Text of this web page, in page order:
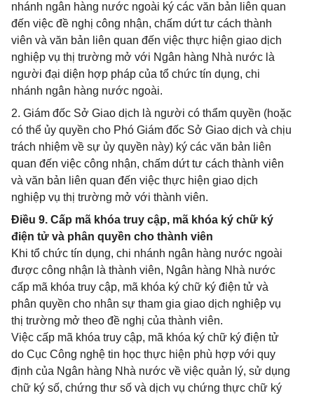
nhánh ngân hàng nước ngoài ký các văn bản liên quan
đến việc đề nghị công nhận, chấm dứt tư cách thành
viên và văn bản liên quan đến việc thực hiện giao dịch
nghiệp vụ thị trường mở với Ngân hàng Nhà nước là
người đại diện hợp pháp của tổ chức tín dụng, chi
nhánh ngân hàng nước ngoài.
2. Giám đốc Sở Giao dịch là người có thẩm quyền (hoặc
có thể ủy quyền cho Phó Giám đốc Sở Giao dịch và chịu
trách nhiệm về sự ủy quyền này) ký các văn bản liên
quan đến việc công nhận, chấm dứt tư cách thành viên
và văn bản liên quan đến việc thực hiện giao dịch
nghiệp vụ thị trường mở với thành viên.
Điều 9. Cấp mã khóa truy cập, mã khóa ký chữ ký
điện tử và phân quyền cho thành viên
Khi tổ chức tín dụng, chi nhánh ngân hàng nước ngoài
được công nhận là thành viên, Ngân hàng Nhà nước
cấp mã khóa truy cập, mã khóa ký chữ ký điện tử và
phân quyền cho nhân sự tham gia giao dịch nghiệp vụ
thị trường mở theo đề nghị của thành viên.
Việc cấp mã khóa truy cập, mã khóa ký chữ ký điện tử
do Cục Công nghệ tin học thực hiện phù hợp với quy
định của Ngân hàng Nhà nước về việc quản lý, sử dụng
chữ ký số, chứng thư số và dịch vụ chứng thực chữ ký